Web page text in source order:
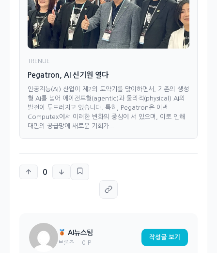
TRENUE
Pegatron, AI 신기원 열다
인공지능(AI) 산업이 제2의 도약기를 맞이하면서, 기존의 생성
형 AI를 넘어 에이전트형(agentic)과 물리적(physical) AI의
발전이 두드러지고 있습니다. 특히, Pegatron은 이번
Computex에서 이러한 변화의 중심에 서 있으며, 이로 인해
대만의 공급망에 새로운 기회가...
0
AI뉴스팀
브론즈 0 P
작성글 보기